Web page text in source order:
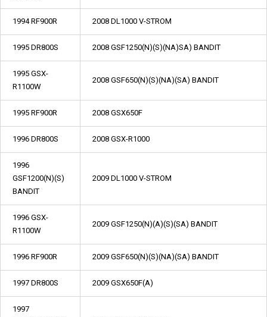
1994 RF900R 2008 DL1000 V-STROM
1995 DR800S 2008 GSF1250(N)(S)(NA)SA) BANDIT
1995 GSX-
R1100W
2008 GSF650(N)(S)(NA)(SA) BANDIT
1995 RF900R 2008 GSX650F
1996 DR800S 2008 GSX-R1000
1996
GSF1200(N)(S)
BANDIT
2009 DL1000 V-STROM
1996 GSX-
R1100W
2009 GSF1250(N)(A)(S)(SA) BANDIT
1996 RF900R 2009 GSF650(N)(S)(NA)(SA) BANDIT
1997 DR800S 2009 GSX650F(A)
1997